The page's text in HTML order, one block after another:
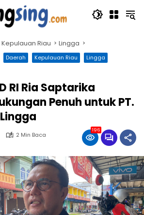
Kepulauan Riau Lingga
Daerah Kepulauan Riau
Lingga
RI Ria Saptarika
Penuh untuk PT.
2 Min Baca
196